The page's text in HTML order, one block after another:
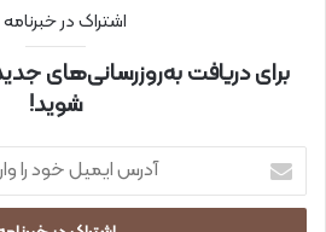
اشتراک در
برای دریافت به‌روزرسانی‌های
شوید!
ر